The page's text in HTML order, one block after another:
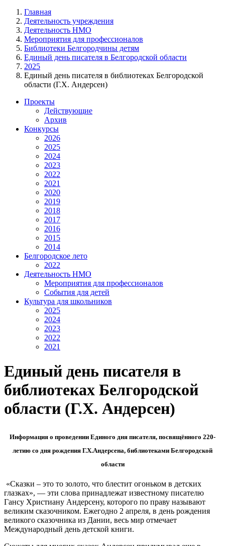
Главная
Деятельность учреждения
Деятельность НМО
Мероприятия для профессионалов
Библиотеки Белгородчины детям
Единый день писателя в Белгородской области
2025
Единый день писателя в библиотеках Белгородской
области (Г.Х. Андерсен)
Проекты
Действующие
Архив
Конкурсы
2026
2025
2024
2023
2022
2021
2020
2019
2018
2017
2016
2015
2014
Белгородское лето
2022
Деятельность НМО
Мероприятия для профессионалов
События для детей
Культура для школьников
2025
2024
2023
2022
2021
Единый день писателя в
библиотеках Белгородской
области (Г.Х. Андерсен)
Информация о проведении Единого дня писателя, посвящённого 220-
летию со дня рождения Г.Х.Андерсена, библиотеками Белгородской
области
«Сказки – это то золото, что блестит огоньком в детских
глазках», — эти слова принадлежат известному писателю
Гансу Христиану Андерсену, которого по праву называют
великим сказочником. Ежегодно 2 апреля, в день рождения
великого сказочника из Дании, весь мир отмечает
Международный день детской книги.